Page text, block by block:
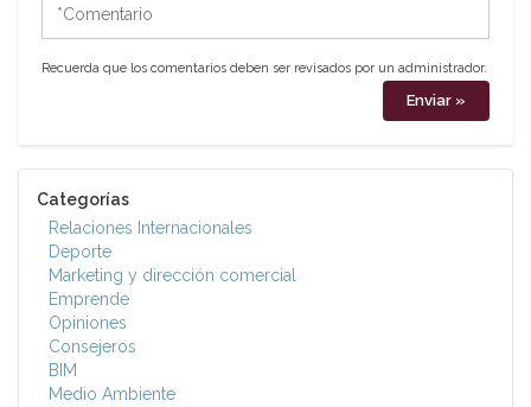
*Comentario
Recuerda que los comentarios deben ser revisados por un administrador.
Categorías
Relaciones Internacionales
Deporte
Marketing y dirección comercial
Emprende
Opiniones
Consejeros
BIM
Medio Ambiente